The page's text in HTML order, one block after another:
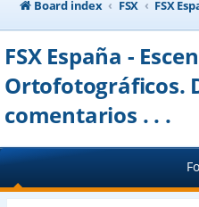
Board index
FSX
FSX España -
Ortofotográficos.
comentarios . . .